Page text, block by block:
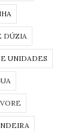
DÚZIA
UNIDADES